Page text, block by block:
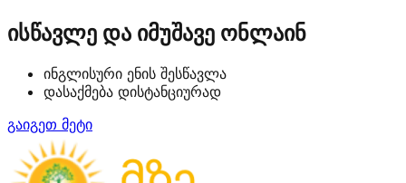
ისწავლე და იმუშავე ონლაინ
ინგლისური ენის შესწავლა
დასაქმება დისტანციურად
გაიგეთ მეტი